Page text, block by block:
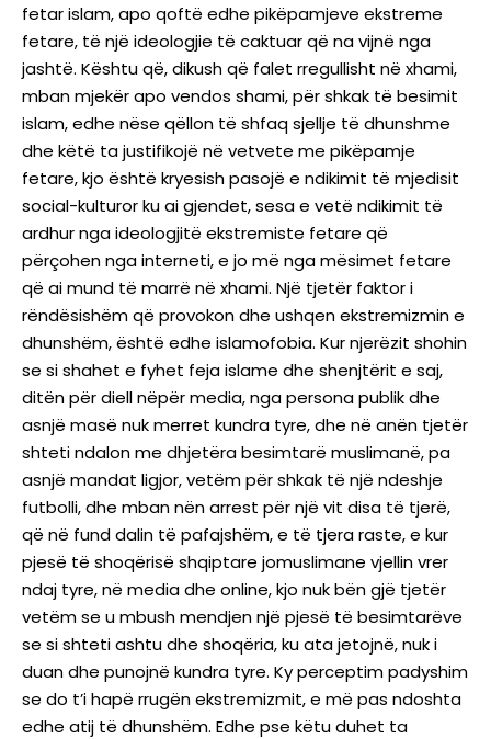
fetar islam, apo qoftë edhe pikëpamjeve ekstreme
fetare, të një ideologjie të caktuar që na vijnë nga
jashtë. Kështu që, dikush që falet rregullisht në xhami,
mban mjekër apo vendos shami, për shkak të besimit
islam, edhe nëse qëllon të shfaq sjellje të dhunshme
dhe këtë ta justifikojë në vetvete me pikëpamje
fetare, kjo është kryesish pasojë e ndikimit të mjedisit
social-kulturor ku ai gjendet, sesa e vetë ndikimit të
ardhur nga ideologjitë ekstremiste fetare që
përçohen nga interneti, e jo më nga mësimet fetare
që ai mund të marrë në xhami. Një tjetër faktor i
rëndësishëm që provokon dhe ushqen ekstremizmin e
dhunshëm, është edhe islamofobia. Kur njerëzit shohin
se si shahet e fyhet feja islame dhe shenjtërit e saj,
ditën për diell nëpër media, nga persona publik dhe
asnjë masë nuk merret kundra tyre, dhe në anën tjetër
shteti ndalon me dhjetëra besimtarë muslimanë, pa
asnjë mandat ligjor, vetëm për shkak të një ndeshje
futbolli, dhe mban nën arrest për një vit disa të tjerë,
që në fund dalin të pafajshëm, e të tjera raste, e kur
pjesë të shoqërisë shqiptare jomuslimane vjellin vrer
ndaj tyre, në media dhe online, kjo nuk bën gjë tjetër
vetëm se u mbush mendjen një pjesë të besimtarëve
se si shteti ashtu dhe shoqëria, ku ata jetojnë, nuk i
duan dhe punojnë kundra tyre. Ky perceptim padyshim
se do t’i hapë rrugën ekstremizmit, e më pas ndoshta
edhe atij të dhunshëm. Edhe pse këtu duhet ta